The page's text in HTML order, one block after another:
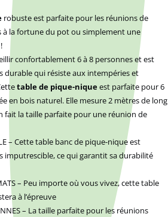
robuste est parfaite pour les réunions de
à la fortune du pot ou simplement une
confortablement 6 à 8 personnes et est
durable qui résiste aux intempéries et
table de pique-niqueest parfaite pour 6
en bois naturel. Elle mesure 2 mètres de long
fait la taille parfaite pour une réunion de
– Cette table banc de pique-nique est
imputrescible, ce qui garantit sa durabilité
– Peu importe où vous vivez, cette table
à l’épreuve
– La taille parfaite pour les réunions